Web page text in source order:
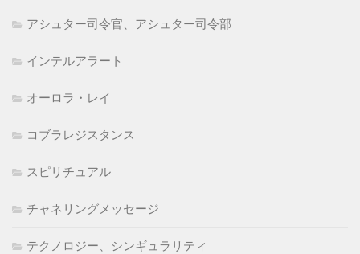
アシュター司令官、アシュター司令部
インテルアラート
オーロラ・レイ
コブラレジスタンス
スピリチュアル
チャネリングメッセージ
テクノロジー、シンギュラリティ